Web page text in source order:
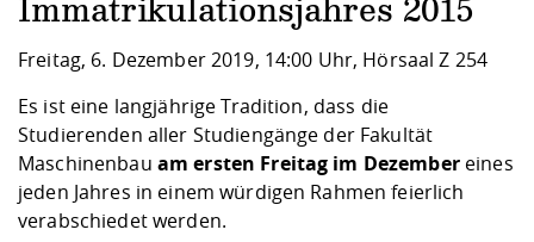
Vorbereitung
Checkliste zum
Studien- und
und Physik
Studieren in
Studentenwerk
Career Service
Weiterbilden im
Formulare und
Formulare und
FIS -
Prototyping und
Gründung und
Kooperationen
Kontakt &
Klimaschutz &
Gremien und
Informatik/
Landbau/
Maschinenbau
Angebote für Unternehmen
Kontakt und Anfahrt
Qualitätssicherung
Immatrikulationsjahres 2015
Freitag, 6. Dezember 2019, 14:00 Uhr, Hörsaal Z 254
Es ist eine langjährige Tradition, dass die
Studierenden aller Studiengänge der Fakultät
Maschinenbau am ersten Freitag im Dezembereines
jeden Jahres in einem würdigen Rahmen feierlich
verabschiedet werden.